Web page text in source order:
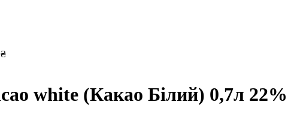
₴
white (Какао Білий) 0,7л 22%